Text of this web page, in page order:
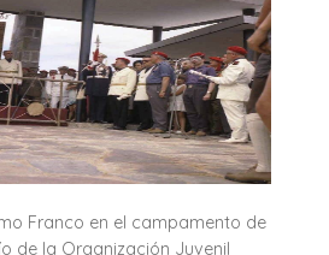
Franco en el campamento de
de la Organización Juvenil